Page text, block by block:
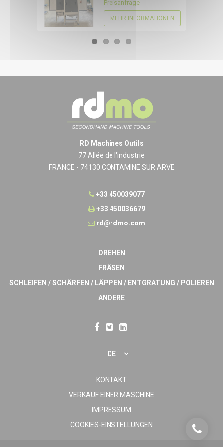
Preisanfrage
MEHR INFORMATIONEN
RD Machines Outils
77 Allée de l'industrie
FRANCE - 74130 CONTAMINE SUR ARVE
+33 450039077
+33 450036679
rd@rdmo.com
DREHEN
FRÄSEN
SCHLEIFEN / SCHÄRFEN / LÄPPEN / ENTGRATUNG / POLIEREN
ANDERE
DE
KONTAKT
VERKAUF EINER MASCHINE
IMPRESSUM
COOKIES-EINSTELLUNGEN